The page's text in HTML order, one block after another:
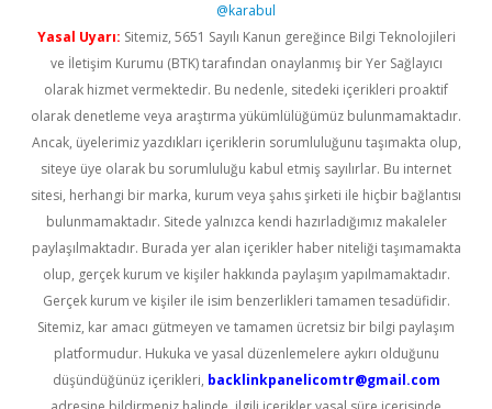
@karabul
Yasal Uyarı: Sitemiz, 5651 Sayılı Kanun gereğince Bilgi Teknolojileri
ve İletişim Kurumu (BTK) tarafından onaylanmış bir Yer Sağlayıcı
olarak hizmet vermektedir. Bu nedenle, sitedeki içerikleri proaktif
olarak denetleme veya araştırma yükümlülüğümüz bulunmamaktadır.
Ancak, üyelerimiz yazdıkları içeriklerin sorumluluğunu taşımakta olup,
siteye üye olarak bu sorumluluğu kabul etmiş sayılırlar. Bu internet
sitesi, herhangi bir marka, kurum veya şahıs şirketi ile hiçbir bağlantısı
bulunmamaktadır. Sitede yalnızca kendi hazırladığımız makaleler
paylaşılmaktadır. Burada yer alan içerikler haber niteliği taşımamakta
olup, gerçek kurum ve kişiler hakkında paylaşım yapılmamaktadır.
Gerçek kurum ve kişiler ile isim benzerlikleri tamamen tesadüfidir.
Sitemiz, kar amacı gütmeyen ve tamamen ücretsiz bir bilgi paylaşım
platformudur. Hukuka ve yasal düzenlemelere aykırı olduğunu
düşündüğünüz içerikleri, backlinkpanelicomtr@gmail.com